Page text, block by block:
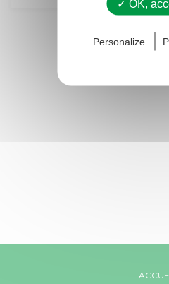
✓ OK,
Personalize